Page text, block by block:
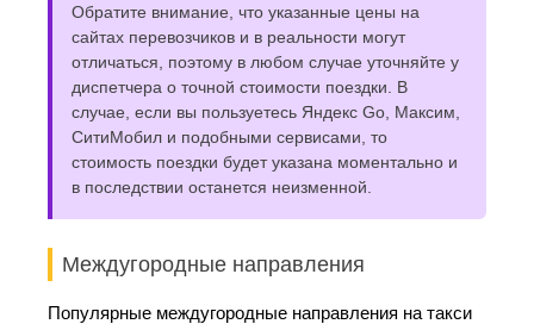
Обратите внимание, что указанные цены на
сайтах перевозчиков и в реальности могут
отличаться, поэтому в любом случае уточняйте у
диспетчера о точной стоимости поездки. В
случае, если вы пользуетесь Яндекс Go, Максим,
СитиМобил и подобными сервисами, то
стоимость поездки будет указана моментально и
в последствии останется неизменной.
Междугородные направления
Популярные междугородные направления на такси